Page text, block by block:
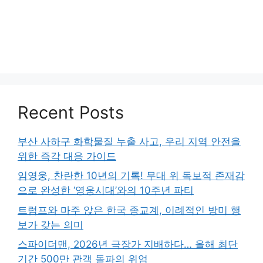
Recent Posts
부산 사하구 화학물질 누출 사고, 우리 지역 안전을
위한 즉각 대응 가이드
임영웅, 찬란한 10년의 기록! 무대 위 독보적 존재감
으로 완성한 ‘영웅시대’와의 10주년 파티
트럼프와 마주 앉은 한국 종교계, 이례적인 방미 행
보가 갖는 의미
스파이더맨, 2026년 극장가 지배하다… 올해 최단
기간 500만 관객 돌파의 위엄